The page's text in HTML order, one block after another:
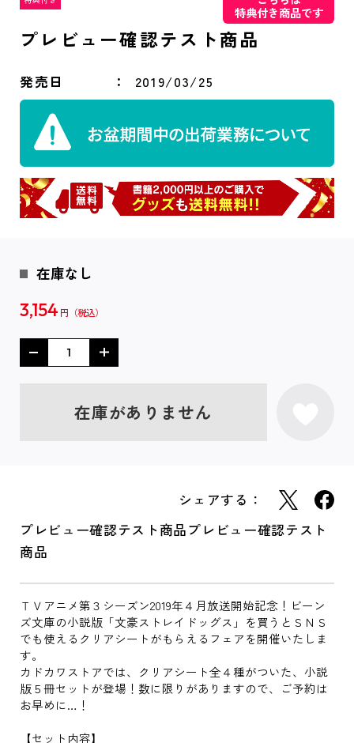
特典付き商品です
プレビュー確認テスト商品
発売日 2019/03/25
在庫なし
3,154 円
在庫がありません
シェアする：
プレビュー確認テスト商品プレビュー確認テスト
商品
ＴＶアニメ第３シーズン2019年４月放送開始記念！ビーン
ズ文庫の小説版「文豪ストレイドッグス」を買うとＳＮＳ
でも使えるクリアシートがもらえるフェアを開催いたしま
す。
カドカワストアでは、クリアシート全４種がついた、小説
版５冊セットが登場！数に限りがありますので、ご予約は
お早めに…！
【セット内容】